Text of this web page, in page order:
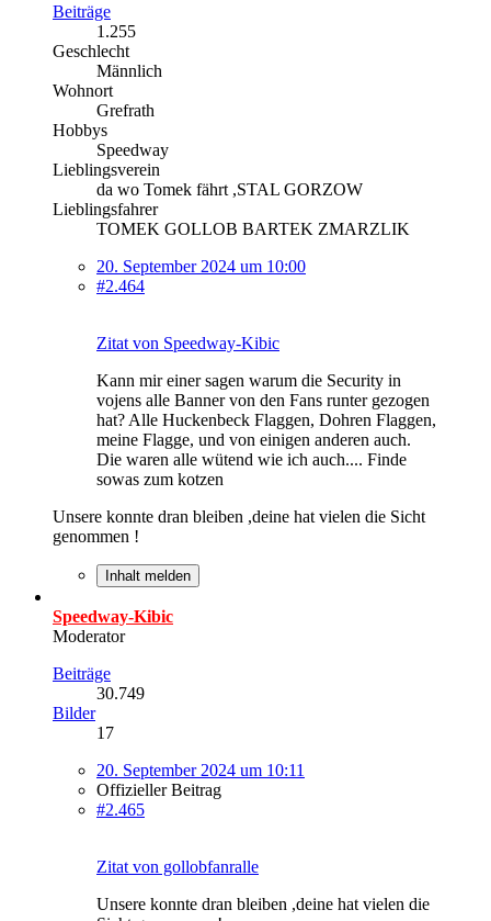
Beiträge
1.255
Geschlecht
Männlich
Wohnort
Grefrath
Hobbys
Speedway
Lieblingsverein
da wo Tomek fährt ,STAL GORZOW
Lieblingsfahrer
TOMEK GOLLOB BARTEK ZMARZLIK
20. September 2024 um 10:00
#2.464
Zitat von Speedway-Kibic
Kann mir einer sagen warum die Security in
vojens alle Banner von den Fans runter gezogen
hat? Alle Huckenbeck Flaggen, Dohren Flaggen,
meine Flagge, und von einigen anderen auch.
Die waren alle wütend wie ich auch.... Finde
sowas zum kotzen
Unsere konnte dran bleiben ,deine hat vielen die Sicht
genommen !
Inhalt melden
Speedway-Kibic
Moderator
Beiträge
30.749
Bilder
17
20. September 2024 um 10:11
Offizieller Beitrag
#2.465
Zitat von gollobfanralle
Unsere konnte dran bleiben ,deine hat vielen die